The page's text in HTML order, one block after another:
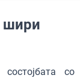
шири
со